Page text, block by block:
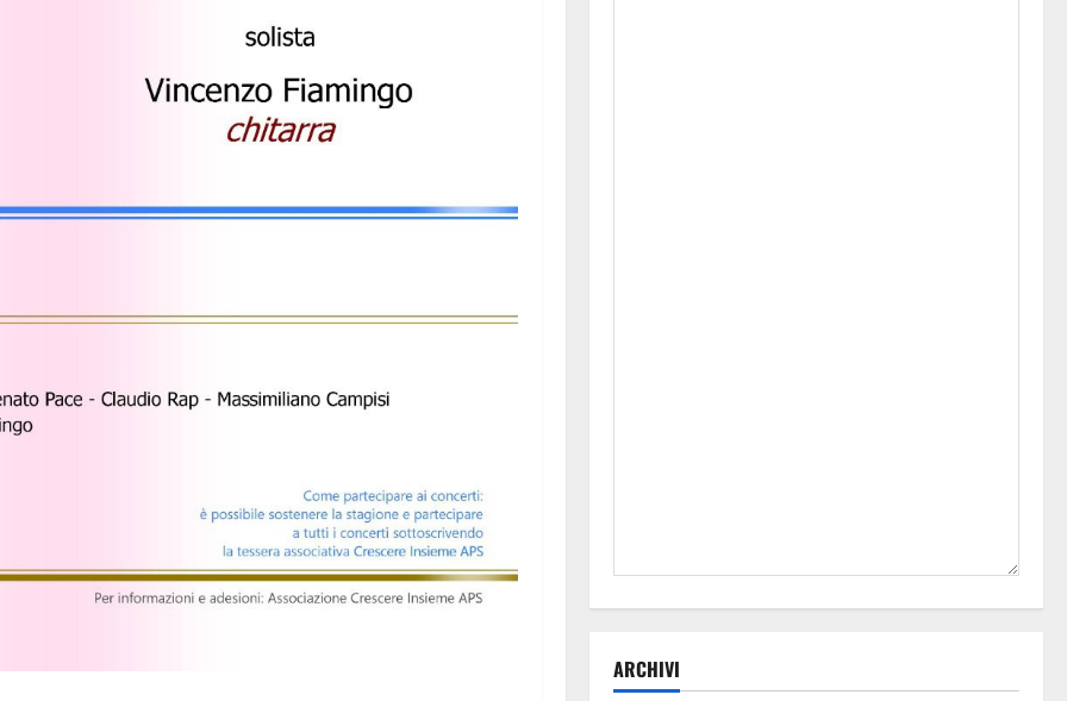
ARCHIVI